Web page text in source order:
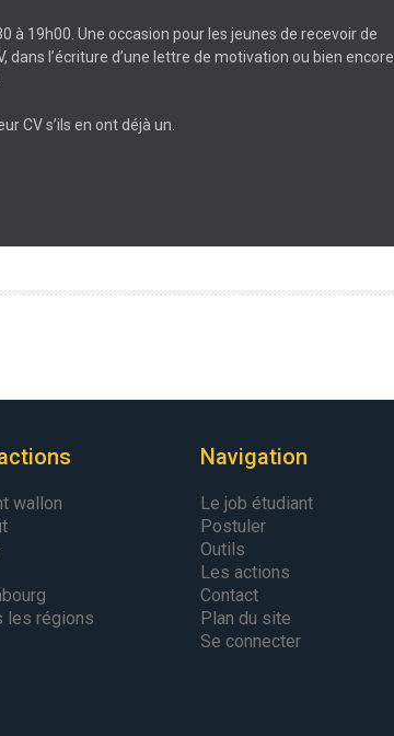
à 19h00 . Une occasion pour les jeunes de recevoir de
dans l’écriture d’une lettre de motivation ou bien encore
CV s’ils en ont déjà un.
wallon
les régions
Navigation
Le job étudiant
Postuler
Outils
Les actions
Contact
Plan du site
Se connecter